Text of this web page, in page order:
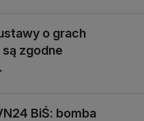
o grach
zgodne
BiŚ: bomba